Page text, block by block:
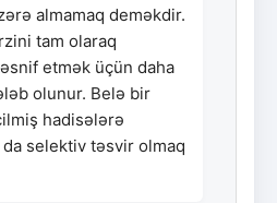
almamaq deməkdir.
tam olaraq
etmək üçün daha
olunur. Belə bir
hadisələrə
da selektiv təsvir olmaq